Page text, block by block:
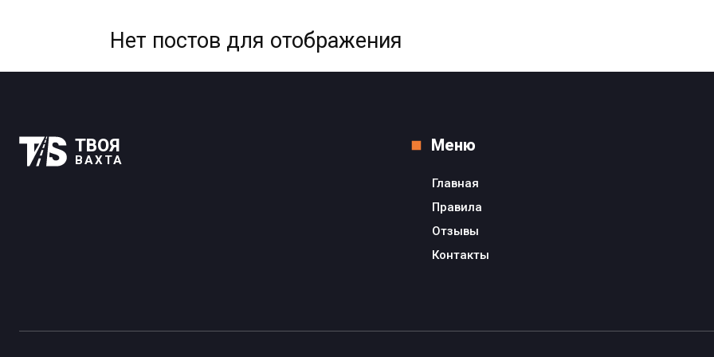
Нет постов для отображения
ТВОЯ
ВАХТА
Меню
Главная
Правила
Отзывы
Контакты